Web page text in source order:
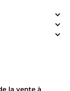
la vente à